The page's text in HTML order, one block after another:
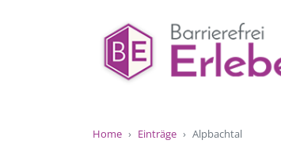
Home Einträge Alpbachtal